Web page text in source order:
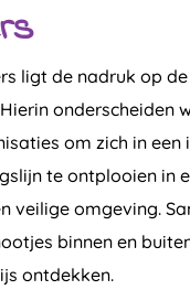
ligt de nadruk op
onderscheiden
om zich in
te ontplooien in
veilige omgeving.
binnen en
ontdekken.